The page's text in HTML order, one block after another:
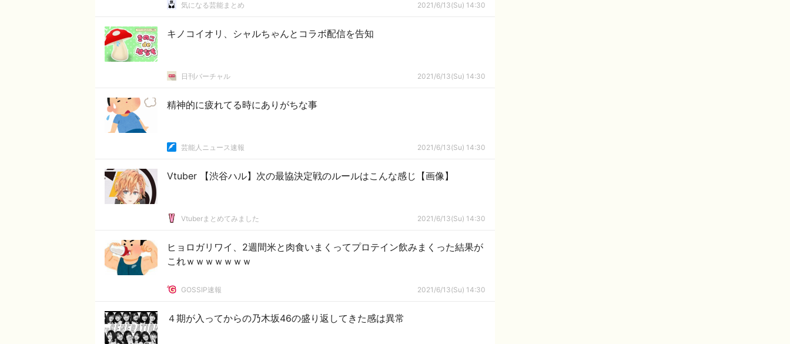
気になる芸能まとめ 2021/6/13(Su) 14:30
キノコイオリ、シャルちゃんとコラボ配信を告知
日刊バーチャル 2021/6/13(Su) 14:30
精神的に疲れてる時にありがちな事
芸能人ニュース速報 2021/6/13(Su) 14:30
Vtuber 【渋谷ハル】次の最協決定戦のルールはこんな感じ【画像】
Vtuberまとめてみました 2021/6/13(Su) 14:30
ヒョロガリワイ、2週間米と肉食いまくってプロテイン飲みまくった結果が
これｗｗｗｗｗｗｗ
GOSSIP速報 2021/6/13(Su) 14:30
４期が入ってからの乃木坂46の盛り返してきた感は異常